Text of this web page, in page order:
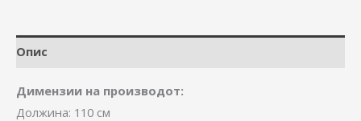
Опис
Димензии на производот:
Должина: 110 см